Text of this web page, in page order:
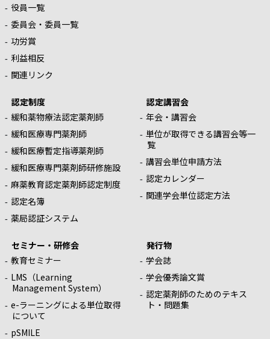
役員一覧
委員会・委員一覧
功労賞
利益相反
関連リンク
認定制度
緩和薬物療法認定薬剤師
緩和医療専門薬剤師
緩和医療暫定指導薬剤師
緩和医療専門薬剤師研修施設
麻薬教育認定薬剤師認定制度
認定名簿
薬局認証システム
認定講習会
年会・講習会
単位が取得できる講習会等一
覧
講習会単位申請方法
認定カレンダー
関連学会単位認定方法
セミナー・研修会
教育セミナー
LMS（Learning
Management System）
e-ラーニングによる単位取得
について
pSMILE
発行物
学会誌
学会優秀論文賞
認定薬剤師のためのテキス
ト・問題集